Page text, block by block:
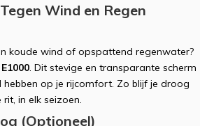
Wind en Regen
koude wind of opspattend regenwater?
. Dit stevige en transparante scherm
op je rijcomfort. Zo blijf je droog
in elk seizoen.
(Optioneel)